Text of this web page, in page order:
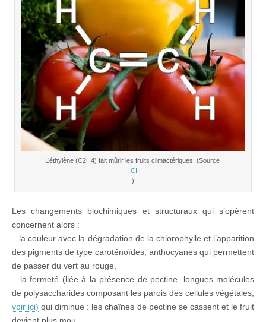
L’éthylène (C2H4) fait mûrir les fruits climactériques (Source
ICI
)
Les changements biochimiques et structuraux qui s’opèrent
concernent alors :
– la couleur avec la dégradation de la chlorophylle et l’apparition
des pigments de type caroténoïdes, anthocyanes qui permettent
de passer du vert au rouge,
– la fermeté (liée à la présence de pectine, longues molécules
de polysaccharides composant les parois des cellules végétales,
voir ici) qui diminue : les chaînes de pectine se cassent et le fruit